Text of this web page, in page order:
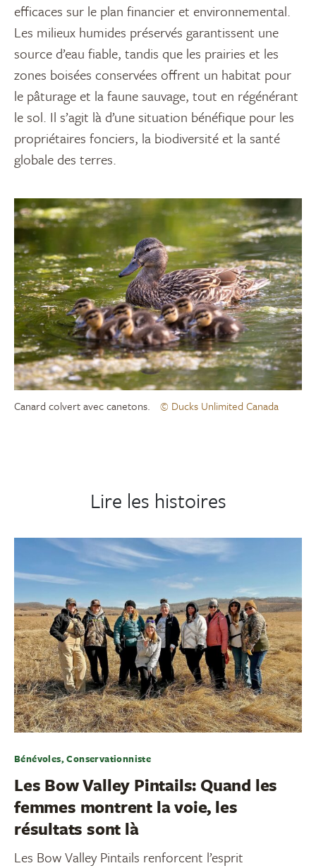
efficaces sur le plan financier et environnemental.
Les milieux humides préservés garantissent une
source d’eau fiable, tandis que les prairies et les
zones boisées conservées offrent un habitat pour
le pâturage et la faune sauvage, tout en régénérant
le sol. Il s’agit là d’une situation bénéfique pour les
propriétaires fonciers, la biodiversité et la santé
globale des terres.
Canard colvert avec canetons. © Ducks Unlimited Canada
Lire les histoires
Bénévoles, Conservationniste
Les Bow Valley Pintails: Quand les
femmes montrent la voie, les
résultats sont là
Les Bow Valley Pintails renforcent l’esprit